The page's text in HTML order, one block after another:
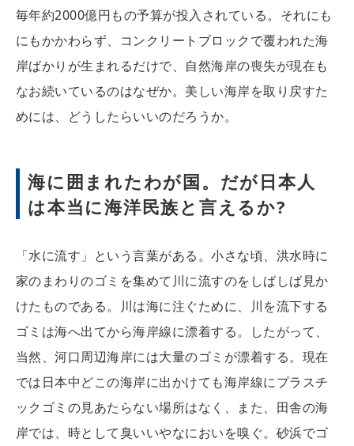
毎年約2000億円もの予算が投入されている。それにも
にもかかわらず、コンクリートブロックで覆われた海
岸ばかりが生まれるだけで、自然海岸の喪失が現在も
なお続いているのはなぜか。美しい海岸を取り戻すた
めには、どうしたらいいのだろうか。
海に囲まれたわが国。だが日本人
は本当に海洋民族と言えるか?
「水に流す」という言葉がある。小さな頃、洪水時に
家のまわりのゴミを集めて川に流すのをしばしば見か
けたものである。川は海に注ぐために、川を流下する
ゴミは海へ出てから海岸線に漂着する。したがって、
当然、河口周辺海岸には大量のゴミが漂着する。現在
では日本中どこの海岸に出かけても海岸線にプラスチ
ックゴミの見あたらない場所はなく、また、田舎の海
岸では、時として臭いいやなにおいを嗅ぐ。砂浜でゴ